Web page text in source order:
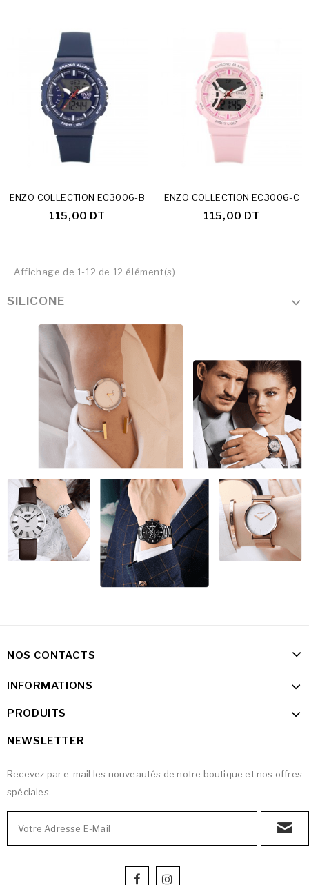
ENZO COLLECTION EC3006-B
115,00 DT
ENZO COLLECTION EC3006-C
115,00 DT
Affichage de 1-12 de 12 élément(s)
SILICONE
NOS CONTACTS
INFORMATIONS
PRODUITS
NEWSLETTER
Recevez par e-mail les nouveautés de notre boutique et nos offres
spéciales.